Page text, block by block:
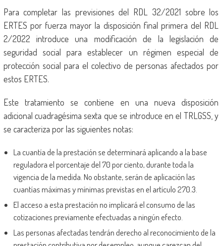
Para completar las previsiones del RDL 32/2021 sobre los
ERTES por fuerza mayor la disposición final primera del RDL
2/2022 introduce una modificación de la legislación de
seguridad social para establecer un régimen especial de
protección social para el colectivo de personas afectados por
estos ERTES.
Este tratamiento se contiene en una nueva disposición
adicional cuadragésima sexta que se introduce en el TRLGSS, y
se caracteriza por las siguientes notas:
La cuantía de la prestación se determinará aplicando a la base
reguladora el porcentaje del 70 por ciento, durante toda la
vigencia de la medida. No obstante, serán de aplicación las
cuantías máximas y mínimas previstas en el artículo 270.3.
El acceso a esta prestación no implicará el consumo de las
cotizaciones previamente efectuadas a ningún efecto.
Las personas afectadas tendrán derecho al reconocimiento de la